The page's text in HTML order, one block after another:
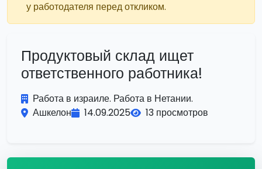
у работодателя перед откликом.
Продуктовый склад ищет
ответственного работника!
Работа в израиле. Работа в Нетании.
Ашкелон
14.09.2025 13 просмотров